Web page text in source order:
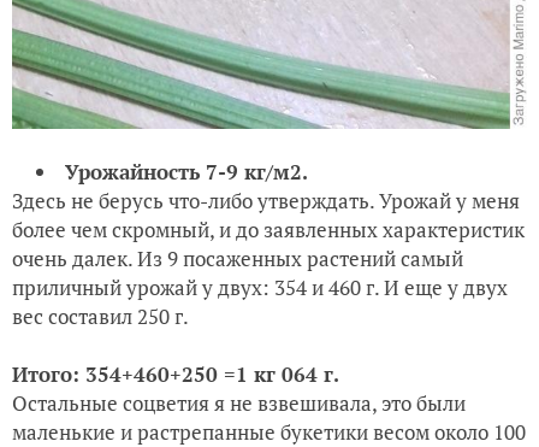
Урожайность 7-9 кг/м2.
Здесь не берусь что-либо утверждать. Урожай у меня
более чем скромный, и до заявленных характеристик
очень далек. Из 9 посаженных растений самый
приличный урожай у двух: 354 и 460 г. И еще у двух
вес составил 250 г.
Итого: 354+460+250 =1 кг 064 г.
Остальные соцветия я не взвешивала, это были
маленькие и растрепанные букетики весом около 100